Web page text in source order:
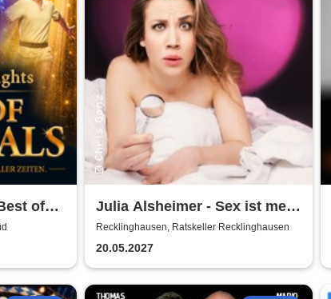
of
Julia Alsheimer - Sex ist mehr
als nur 'ne Nummer
Recklinghausen, Ratskeller Recklinghausen
20.05.2027